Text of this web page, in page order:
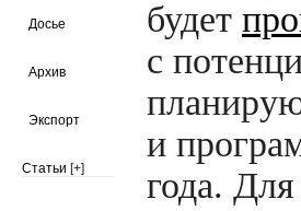
Досье
Архив
Экспорт
Статьи [+]
будет
с
и
года.